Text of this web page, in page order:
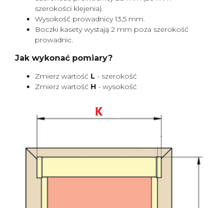
szerokości klejenia).
Wysokość prowadnicy 13,5 mm.
Boczki kasety wystają 2 mm poza szerokość
prowadnic.
Jak wykonać pomiary?
Zmierz wartość L - szerokość
Zmierz wartość H - wysokość